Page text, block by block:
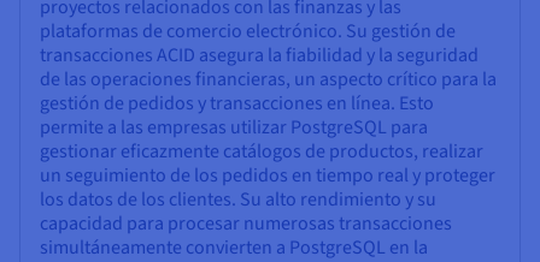
proyectos relacionados con las finanzas y las
plataformas de comercio electrónico. Su gestión de
transacciones ACID asegura la fiabilidad y la seguridad
de las operaciones financieras, un aspecto crítico para la
gestión de pedidos y transacciones en línea. Esto
permite a las empresas utilizar PostgreSQL para
gestionar eficazmente catálogos de productos, realizar
un seguimiento de los pedidos en tiempo real y proteger
los datos de los clientes. Su alto rendimiento y su
capacidad para procesar numerosas transacciones
simultáneamente convierten a PostgreSQL en la